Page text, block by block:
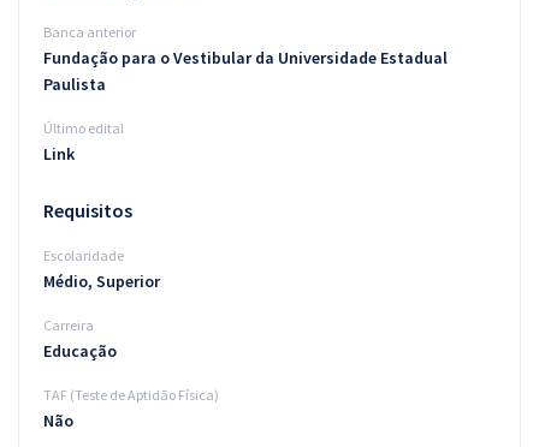
Aprovados
Banca anterior
Fundação para o Vestibular da Universidade Estadual
Paulista
Último edital
Link
Requisitos
Escolaridade
Médio, Superior
Carreira
Educação
TAF (Teste de Aptidão Física)
Não